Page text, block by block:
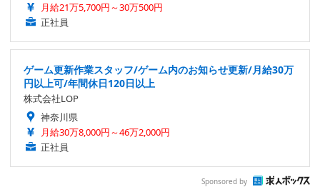
月給21万5,700円～30万500円
正社員
ゲーム更新作業スタッフ/ゲーム内のお知らせ更新/月給30万
円以上可/年間休日120日以上
株式会社LOP
神奈川県
月給30万8,000円～46万2,000円
正社員
Sponsored by